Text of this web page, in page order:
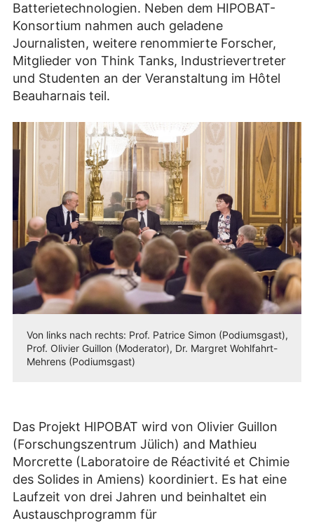
Batterietechnologien. Neben dem HIPOBAT-
Konsortium nahmen auch geladene
Journalisten, weitere renommierte Forscher,
Mitglieder von Think Tanks, Industrievertreter
und Studenten an der Veranstaltung im Hôtel
Beauharnais teil.
Von links nach rechts: Prof. Patrice Simon (Podiumsgast),
Prof. Olivier Guillon (Moderator), Dr. Margret Wohlfahrt-
Mehrens (Podiumsgast)
Das Projekt HIPOBAT wird von Olivier Guillon
(Forschungszentrum Jülich) and Mathieu
Morcrette (Laboratoire de Réactivité et Chimie
des Solides in Amiens) koordiniert. Es hat eine
Laufzeit von drei Jahren und beinhaltet ein
Austauschprogramm für